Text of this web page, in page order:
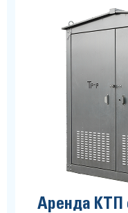
Аренда КТП